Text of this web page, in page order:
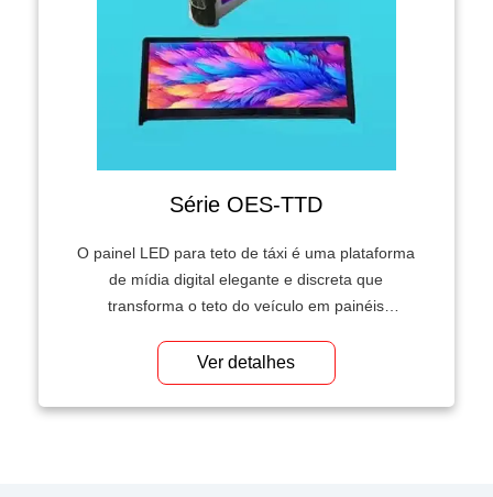
Série OES-TTD
O painel LED para teto de táxi é uma plataforma
de mídia digital elegante e discreta que
transforma o teto do veículo em painéis
robusta, baixo consumo de energia e fácil
instalação, esta solução inovadora redefine a
publicidade externa.
Ver detalhes